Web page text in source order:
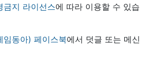
금지 라이선스에 따라 이용할 수 있습
임동아) 페이스북에서 덧글 또는 메신